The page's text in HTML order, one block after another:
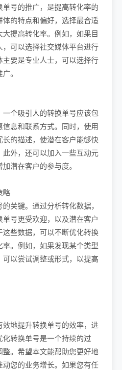
号的推广，是提高转化率的
的特点和偏好，选择最合适
提高转化率。例如，如果目
可以选择社交媒体平台进行
要是专业人士，可以选择行
。
个吸引人的转换单号应该包
息和联系方式。同时，使用
的描述，使潜在客户能够快
外，还可以加入一些互动元
潜在客户的参与度。
略
关键。通过分析转化数据，
号更受欢迎，以及潜在客户
些数据，可以不断优化转换
。例如，如果发现某个类型
以尝试调整或形式，以提高
地提升转换单号的效率，进
转换单号是一个持续的过
。希望本文能帮助您更好地
您的业务增长。如果您有任